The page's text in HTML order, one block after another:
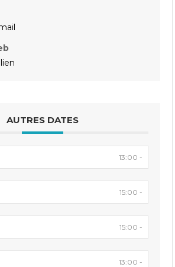
AUTRES DATES
13:00 -
15:00 -
15:00 -
13:00 -